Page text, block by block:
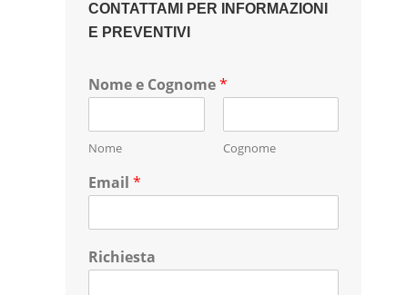
CONTATTAMI PER INFORMAZIONI
E PREVENTIVI
Nome e Cognome*
Nome Cognome
Email *
Richiesta